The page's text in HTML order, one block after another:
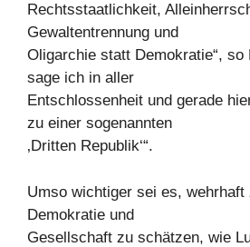
Rechtsstaatlichkeit,
Gewaltentrennung und
Oligarchie statt Demokratie“, so
sage ich in aller
Entschlossenheit und gerade
zu einer sogenannten
‚Dritten Republik‘“.
Umso wichtiger sei es, wehrhaft
Demokratie und
Gesellschaft zu schätzen, wie